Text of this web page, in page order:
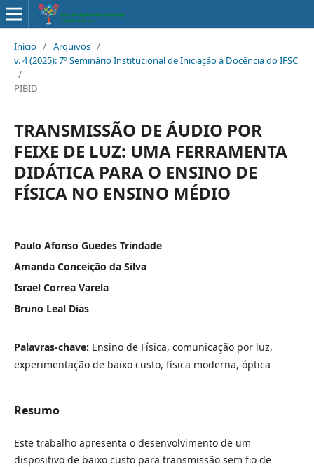
Início / Arquivos /
v. 4 (2025): 7º Seminário Institucional de Iniciação à Docência do IFSC
/
PIBID
TRANSMISSÃO DE ÁUDIO POR
FEIXE DE LUZ: UMA FERRAMENTA
DIDÁTICA PARA O ENSINO DE
FÍSICA NO ENSINO MÉDIO
Paulo Afonso Guedes Trindade
Amanda Conceição da Silva
Israel Correa Varela
Bruno Leal Dias
Palavras-chave: Ensino de Física, comunicação por luz,
experimentação de baixo custo, física moderna, óptica
Resumo
Este trabalho apresenta o desenvolvimento de um
dispositivo de baixo custo para transmissão sem fio de